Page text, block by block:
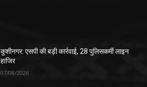
कुशीनगर: एसपी की बड़ी कार्रवाई, 28 पुलिसकर्मी लाइन
हाजिर
07/08/2026